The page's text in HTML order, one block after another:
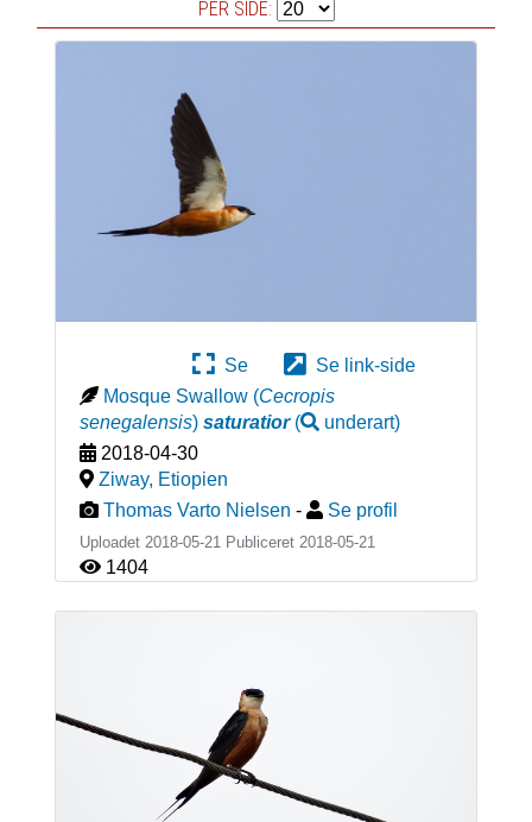
PER SIDE:
Se
Se link-side
Mosque Swallow (Cecropis
senegalensis) saturatior( underart)
2018-04-30
Ziway, Etiopien
Thomas Varto Nielsen - Se profil
Uploadet 2018-05-21 Publiceret 2018-05-21
1404